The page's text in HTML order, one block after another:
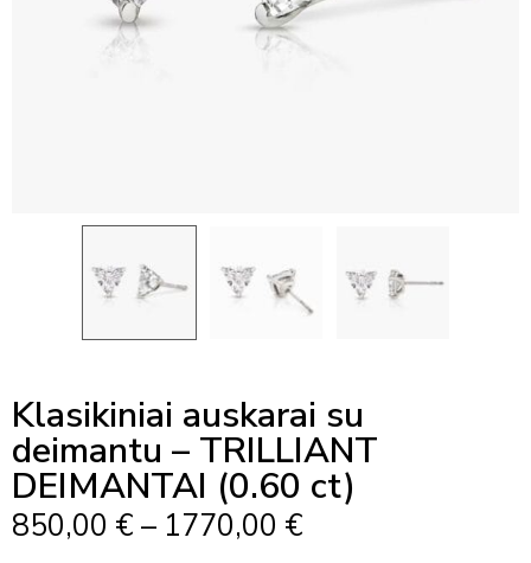
Klasikiniai auskarai su
deimantu – TRILLIANT
DEIMANTAI (0.60 ct)
850,00 € – 1770,00 €